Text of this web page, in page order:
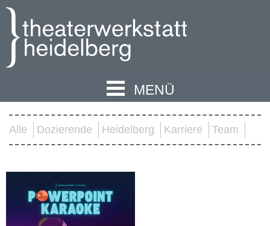
MENÜ
Alle Dozierende Heidelberg Karriere Team